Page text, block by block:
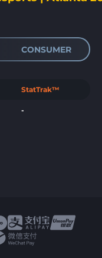
CONSUMER
StatTrak™
-